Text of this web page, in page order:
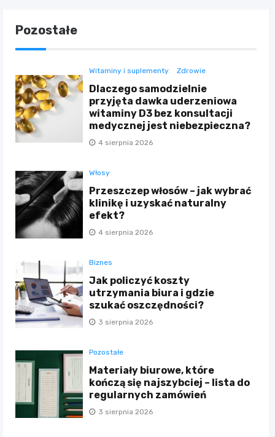
Pozostałe
Witaminy i suplementy Zdrowie
Dlaczego samodzielnie
przyjęta dawka uderzeniowa
witaminy D3 bez konsultacji
medycznej jest niebezpieczna?
4 sierpnia 2026
Włosy
Przeszczep włosów – jak wybrać
klinikę i uzyskać naturalny
efekt?
4 sierpnia 2026
Biznes
Jak policzyć koszty
utrzymania biura i gdzie
szukać oszczędności?
3 sierpnia 2026
Pozostałe
Materiały biurowe, które
kończą się najszybciej – lista do
regularnych zamówień
3 sierpnia 2026